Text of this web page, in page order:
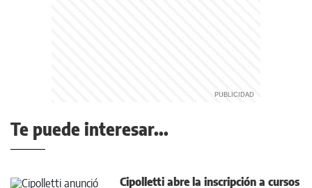
Te puede interesar...
Cipolletti abre la inscripción a cursos